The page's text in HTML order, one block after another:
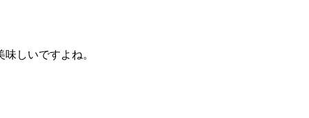
味しいですよね。